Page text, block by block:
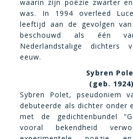
waarin zijn poëzie zwarter
was. In 1994 overleed
leeftijd aan de gevolgen
beschouwd als één
Nederlandstalige dichters
eeuw.
Sybren
(geb. 1924)
Sybren Polet, pseudoniem
debuteerde als dichter onder
met de gedichtenbundel
vooral bekendheid